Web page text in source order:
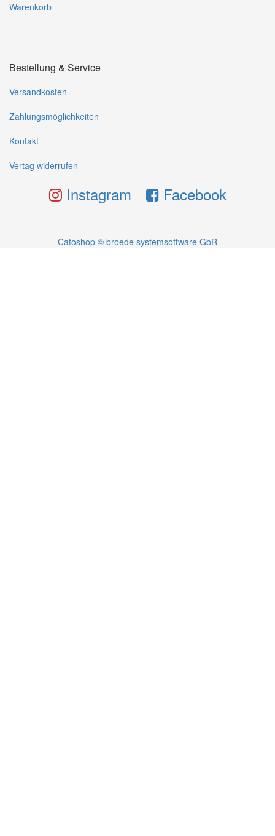
Warenkorb
Bestellung & Service
Versandkosten
Zahlungsmöglichkeiten
Kontakt
Vertag widerrufen
Instagram Facebook
Catoshop © broede systemsoftware GbR